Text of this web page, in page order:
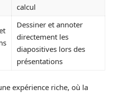
calcul
Dessiner et annoter
directement les
diapositives lors des
présentations
expérience riche, où la